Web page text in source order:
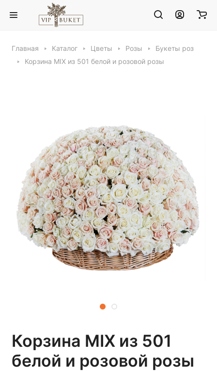
Главная Каталог Цветы Розы
Букеты роз
Корзина MIX из 501 белой и розовой розы
Корзина MIX из 501
белой и розовой розы